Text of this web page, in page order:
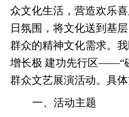
众文化生活，营造欢乐
日氛围，将文化送到基
群众的精神文化需求。我
增长极 建功先行区——“
群众文艺展演活动。具
一、 活动主题